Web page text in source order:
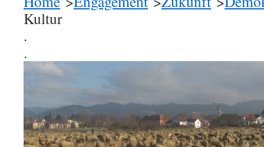
Kultur
.
.